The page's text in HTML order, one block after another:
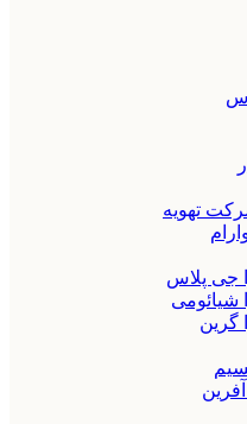
تهویه
جی پلاس
شیائومی
گرین